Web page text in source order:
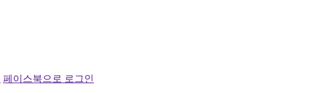
페이스북으로 로그인